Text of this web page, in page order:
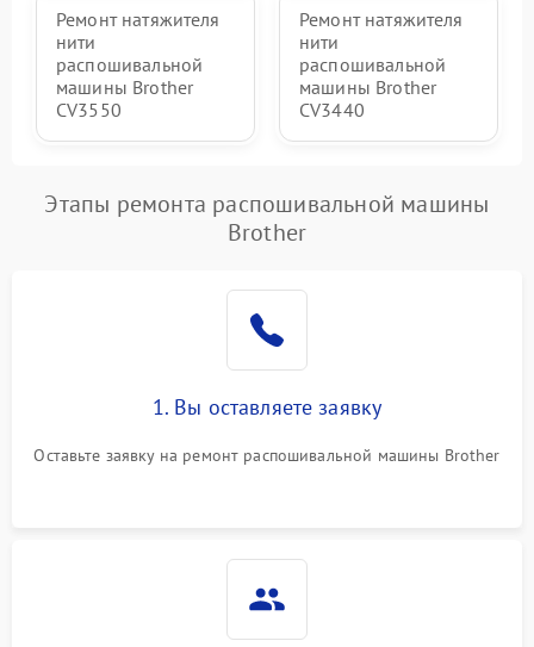
Ремонт натяжителя
нити
распошивальной
машины Brother
CV3550
Ремонт натяжителя
нити
распошивальной
машины Brother
CV3440
Этапы ремонта распошивальной машины
Brother
1. Вы оставляете заявку
Оставьте заявку на ремонт распошивальной машины Brother